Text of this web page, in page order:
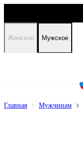
Женское Мужское
Главная Мужчинам